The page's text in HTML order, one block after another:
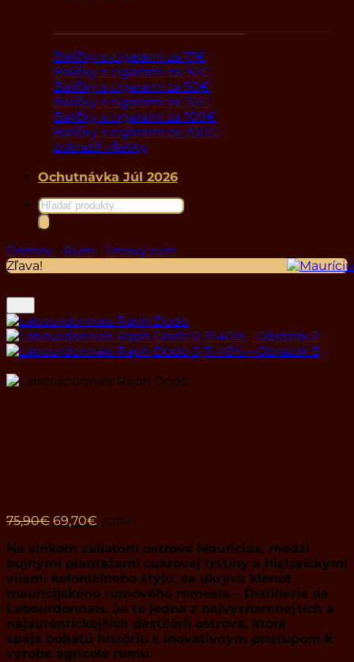
Balíčky s cigarami za 17€
Balíčky s cigarami za 30€
Balíčky s cigarami za 50€
Balíčky s cigarami za 70€
Balíčky s cigarami za 100€
Balíčky s cigarami za 200€
zobraziť všetky
Ochutnávka Júl 2026
Products
search
Domov / Rum / Tmavý rum
Zľava!
75,90€ Pôvodná
bola:
75,90€.
69,70€ Aktuálna
je:
69,70€.
s DPH
Na slnkom zaliatom ostrove Maurícius, medzi
bujnými plantážami cukrovej trstiny a historickými
vilami koloniálneho štýlu, sa ukrýva klenot
maurícijského rumového remesla – Distillerie de
Labourdonnais. Je to jedna z najvýznamnejších a
najautentickejších destilérií ostrova, ktorá
spája bohatú históriu s inovatívnym prístupom k
výrobe agricole rumu.